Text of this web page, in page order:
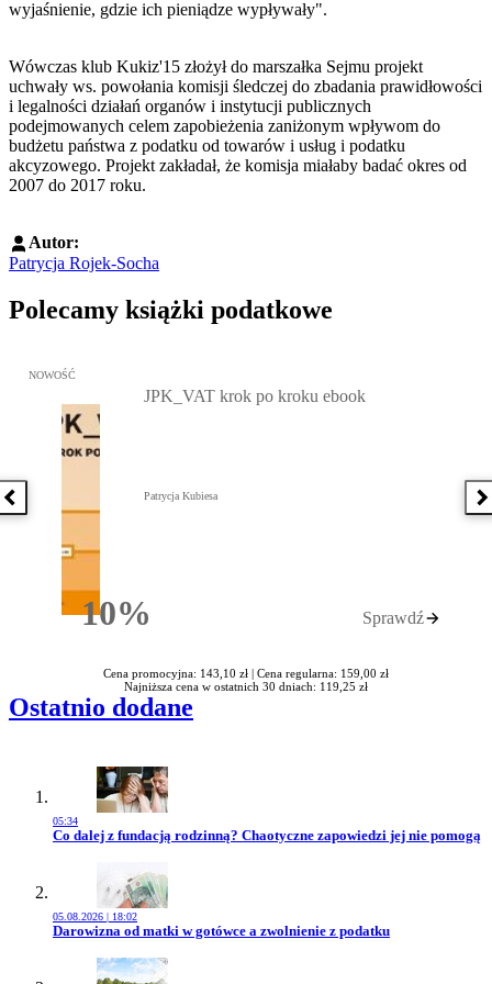
wyjaśnienie, gdzie ich pieniądze wypływały".
Wówczas klub Kukiz'15 złożył do marszałka Sejmu projekt
uchwały ws. powołania komisji śledczej do zbadania prawidłowości
i legalności działań organów i instytucji publicznych
podejmowanych celem zapobieżenia zaniżonym wpływom do
budżetu państwa z podatku od towarów i usług i podatku
akcyzowego. Projekt zakładał, że komisja miałaby badać okres od
2007 do 2017 roku.
Autor:
Patrycja Rojek-Socha
Polecamy książki podatkowe
Poprzednia książka
Przejdź do: JPK_VAT krok po kroku ebook, Patrycja Kubiesa -
NOWOŚĆ
10%Rabatu
JPK_VAT krok po kroku ebook
Patrycja Kubiesa
Sprawdź
Cena promocyjna: 143,10 zł | Cena regularna: 159,00 zł
Najniższa cena w ostatnich 30 dniach: 119,25 zł
Ostatnio dodane
05:34
Przejdź do artykułu:
Co dalej z fundacją rodzinną? Chaotyczne zapowiedzi jej nie pomogą
05.08.2026 | 18:02
Przejdź do artykułu:
Darowizna od matki w gotówce a zwolnienie z podatku